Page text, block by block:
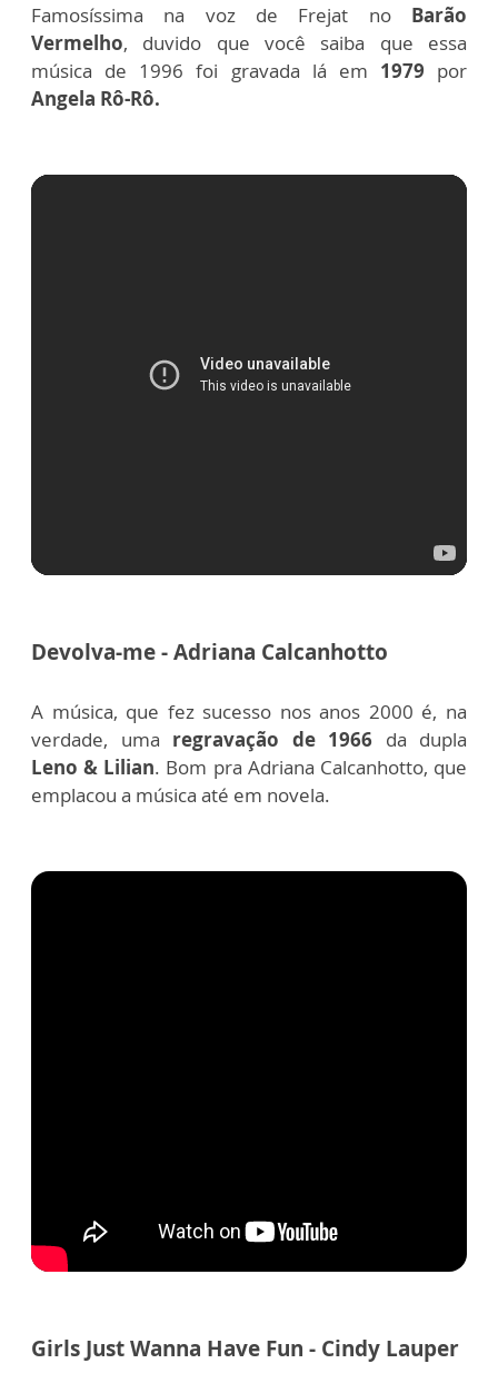
Famosíssima na voz de Frejat no Barão
Vermelho, duvido que você saiba que essa
música de 1996 foi gravada lá em 1979 por
Angela Rô-Rô.
Devolva-me - Adriana Calcanhotto
A música, que fez sucesso nos anos 2000 é, na
verdade, uma regravação de 1966 da dupla
Leno & Lilian. Bom pra Adriana Calcanhotto, que
emplacou a música até em novela.
Girls Just Wanna Have Fun - Cindy Lauper